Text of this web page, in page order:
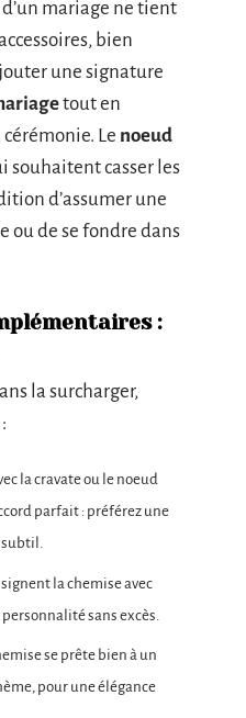
d’un mariage ne tient
bien
une signature
tout en
Le noeud
souhaitent casser les
d’assumer une
ou de se fondre dans
:
la surcharger,
la cravate ou le noeud
parfait : préférez une
subtil.
signent la chemise avec
sans excès.
se prête bien à un
pour une élégance